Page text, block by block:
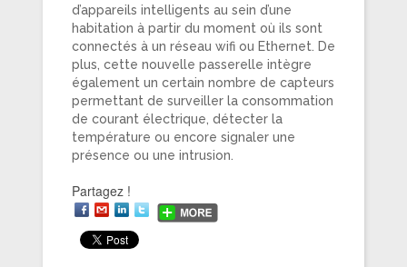
d’appareils intelligents au sein d’une
habitation à partir du moment où ils sont
connectés à un réseau wifi ou Ethernet. De
plus, cette nouvelle passerelle intègre
également un certain nombre de capteurs
permettant de surveiller la consommation
de courant électrique, détecter la
température ou encore signaler une
présence ou une intrusion.
Partagez !